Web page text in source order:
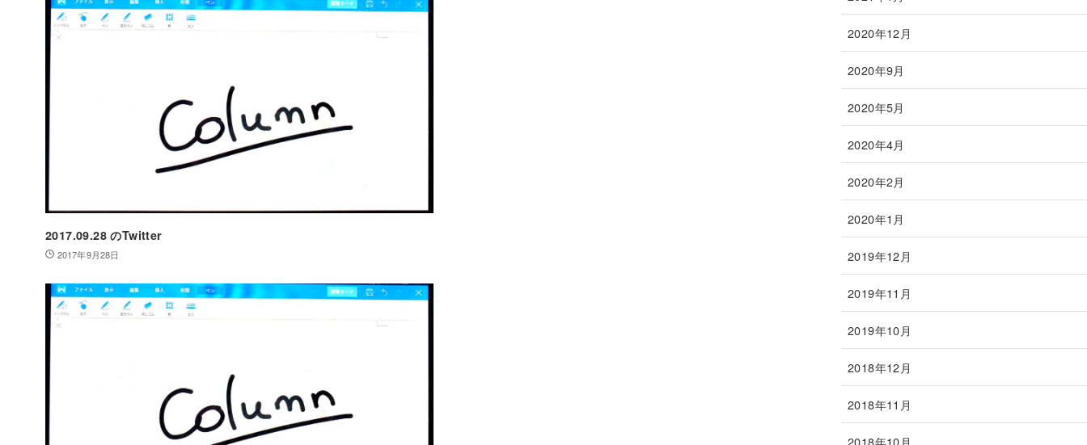
2017.09.28 のTwitter
2017年9月28日
2020年12月
2020年9月
2020年5月
2020年4月
2020年2月
2020年1月
2019年12月
2019年11月
2019年10月
2018年12月
2018年11月
2018年10月